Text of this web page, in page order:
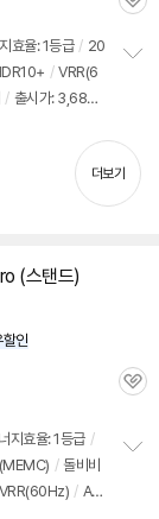
관
효율: 1등급 / 20
/ VRR(6
/ 출시가: 3,689,
기
더보기
(스탠드)
인
관
지효율: 1등급 /
/ 돌비비
VRR(60Hz) / AL